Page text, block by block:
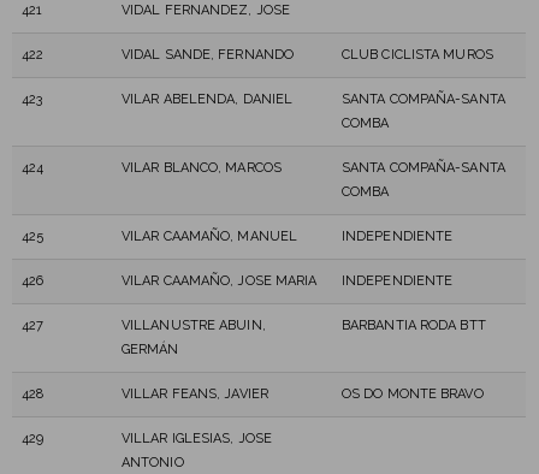
421 VIDAL FERNANDEZ, JOSE
422 VIDAL SANDE, FERNANDO CLUB CICLISTA MUROS
423 VILAR ABELENDA, DANIEL
SANTA COMPAÑA-SANTA
COMBA
424 VILAR BLANCO, MARCOS
SANTA COMPAÑA-SANTA
COMBA
425 VILAR CAAMAÑO, MANUEL INDEPENDIENTE
426 VILAR CAAMAÑO, JOSE MARIA INDEPENDIENTE
427
VILLANUSTRE ABUIN,
GERMÁN
BARBANTIA RODA BTT
428 VILLAR FEANS, JAVIER OS DO MONTE BRAVO
429
VILLAR IGLESIAS, JOSE
ANTONIO